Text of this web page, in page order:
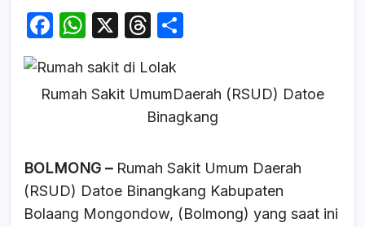
F
c
e
o
o
k
W
at
s
p
p
X
T
e
a
d
s
e
Rumah Sakit UmumDaerah (RSUD) Datoe
Binagkang
BOLMONG –Rumah Sakit Umum Daerah
(RSUD) Datoe Binangkang Kabupaten
Bolaang Mongondow, (Bolmong) yang saat ini